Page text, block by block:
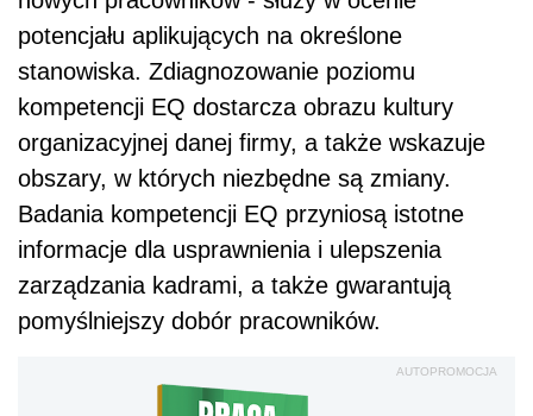
potencjału aplikujących na określone
stanowiska. Zdiagnozowanie poziomu
kompetencji EQ dostarcza obrazu kultury
organizacyjnej danej firmy, a także wskazuje
obszary, w których niezbędne są zmiany.
Badania kompetencji EQ przyniosą istotne
informacje dla usprawnienia i ulepszenia
zarządzania kadrami, a także gwarantują
pomyślniejszy dobór pracowników.
AUTOPROMOCJA